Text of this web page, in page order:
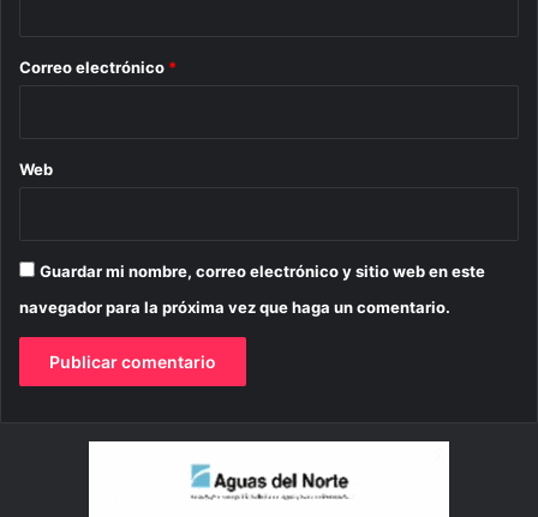
*
Correo electrónico *
Web
Guardar mi nombre, correo electrónico y sitio web en este
navegador para la próxima vez que haga un comentario.